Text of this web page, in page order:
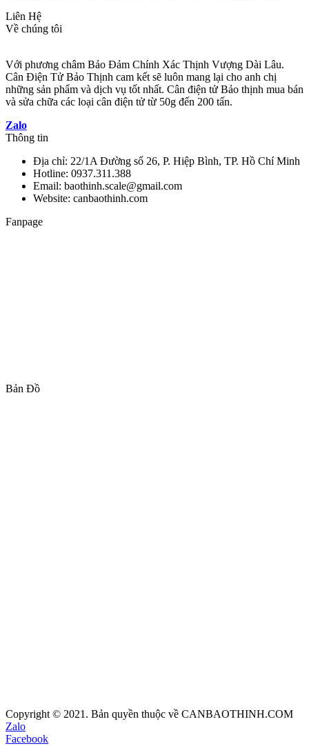
Liên Hệ
Về chúng tôi
Với phương châm Bảo Đảm Chính Xác Thịnh Vượng Dài Lâu.
Cân Điện Tử Bảo Thịnh cam kết sẽ luôn mang lại cho anh chị
những sản phẩm và dịch vụ tốt nhất. Cân điện tử Bảo thịnh mua bán
và sửa chữa các loại cân điện tử từ 50g đến 200 tấn.
Zalo
Thông tin
Địa chỉ: 22/1A Đường số 26, P. Hiệp Bình, TP. Hồ Chí Minh
Hotline: 0937.311.388
Email: baothinh.scale@gmail.com
Website: canbaothinh.com
Fanpage
Bản Đồ
Copyright © 2021. Bản quyền thuộc về CANBAOTHINH.COM
Zalo
Facebook